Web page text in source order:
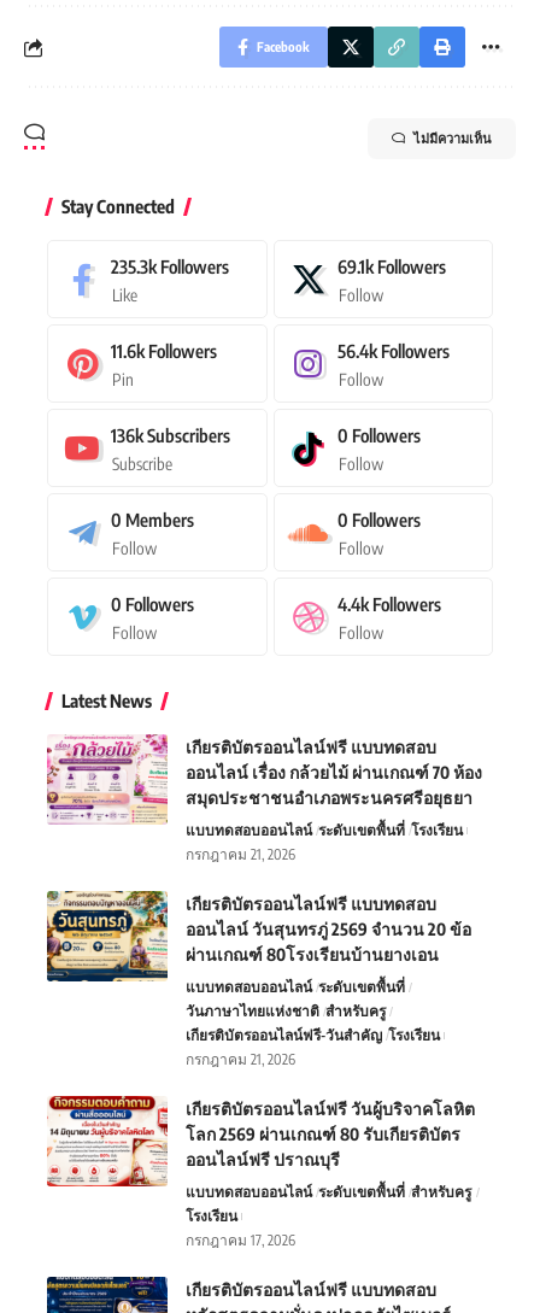
Facebook
ไม่มีความเห็น
Stay Connected
235.3k Followers
Like
69.1k Followers
Follow
11.6k Followers
Pin
56.4k Followers
Follow
136kSubscribers
Subscribe
0 Followers
Follow
0 Members
Follow
0 Followers
Follow
0 Followers
Follow
4.4k Followers
Follow
Latest News
เกียรติบัตรออนไลน์ฟรี แบบทดสอบ
ออนไลน์ เรื่อง กล้วยไม้ ผ่านเกณฑ์ 70 ห้อง
สมุดประชาชนอำเภอพระนครศรีอยุธยา
แบบทดสอบออนไลน์ ระดับเขตพื้นที่ โรงเรียน
กรกฎาคม 21, 2026
เกียรติบัตรออนไลน์ฟรี แบบทดสอบ
ออนไลน์ วันสุนทรภู่ 2569 จำนวน 20 ข้อ
ผ่านเกณฑ์ 80โรงเรียนบ้านยางเอน
แบบทดสอบออนไลน์ ระดับเขตพื้นที่
วันภาษาไทยแห่งชาติ สำหรับครู
เกียรติบัตรออนไลน์ฟรี-วันสำคัญ โรงเรียน
กรกฎาคม 21, 2026
เกียรติบัตรออนไลน์ฟรี วันผู้บริจาคโลหิต
โลก 2569 ผ่านเกณฑ์ 80 รับเกียรติบัตร
ออนไลน์ฟรี ปราณบุรี
แบบทดสอบออนไลน์ ระดับเขตพื้นที่ สำหรับครู
โรงเรียน
กรกฎาคม 17, 2026
เกียรติบัตรออนไลน์ฟรี แบบทดสอบ